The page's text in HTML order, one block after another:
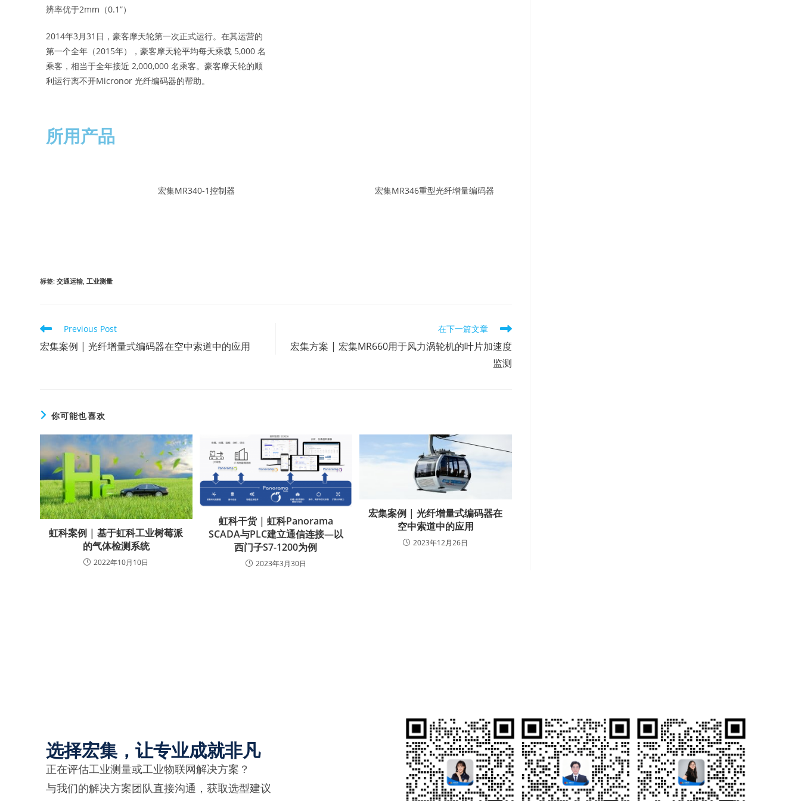
辨率优于2mm（0.1”）
2014年3月31日，豪客摩天轮第一次正式运行。在其运营的
第一个全年（2015年），豪客摩天轮平均每天乘载 5,000 名
乘客，相当于全年接近 2,000,000 名乘客。豪客摩天轮的顺
利运行离不开Micronor 光纤编码器的帮助。
所用产品
宏集MR340-1控制器 宏集MR346重型光纤增量编码器
标签:交通运输 工业测量
Previous Post
宏集案例 | 光纤增量式编码器在空中索道中的应用
在下一篇文章
宏集方案 | 宏集MR660用于风力涡轮机的叶片加速度
监测
你可能也喜欢
虹科案例 | 基于虹科工业树莓派
的气体检测系统
2022年10月10日
虹科干货 | 虹科Panorama
SCADA与PLC建立通信连接—以
西门子S7-1200为例
2023年3月30日
宏集案例 | 光纤增量式编码器在
空中索道中的应用
2023年12月26日
选择宏集，让专业成就非凡
正在评估工业测量或工业物联网解决方案？
与我们的解决方案团队直接沟通，获取选型建议